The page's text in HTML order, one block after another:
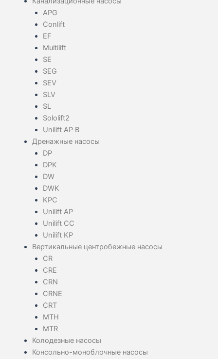
APG
Conlift
EF
Multilift
SE
SEG
SEV
SLV
SL
Sololift2
Unilift AP B
Дренажные насосы
DP
DPK
DW
DWK
KPC
Unilift AP
Unilift CC
Unilift KP
Вертикальные центробежные насосы
CR
CRE
CRN
CRNE
CRT
MTH
MTR
Колодезные насосы
Консольно-моноблочные насосы